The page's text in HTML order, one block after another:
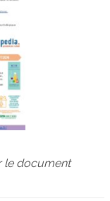
le document